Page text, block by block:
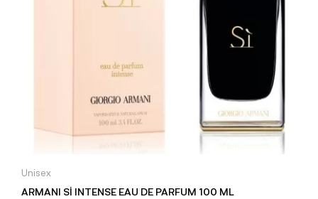
Unisex
ARMANI Sİ INTENSE EAU DE PARFUM 100 ML